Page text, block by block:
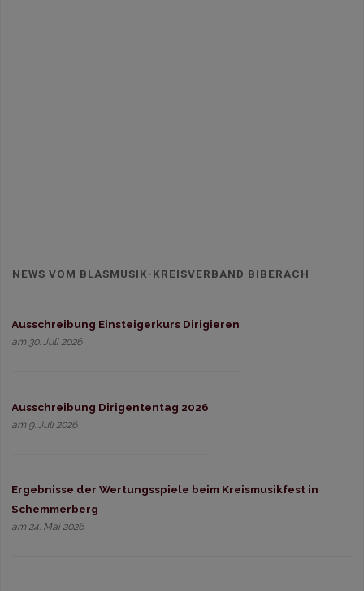
NEWS VOM BLASMUSIK-KREISVERBAND BIBERACH
Ausschreibung Einsteigerkurs Dirigieren
am 30. Juli 2026
Ausschreibung Dirigententag 2026
am 9. Juli 2026
Ergebnisse der Wertungsspiele beim Kreismusikfest in
Schemmerberg
am 24. Mai 2026